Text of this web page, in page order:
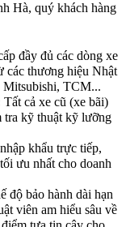
Hà, quý khách hàng
đầy đủ các dòng xe
các thương hiệu Nhật
Mitsubishi, TCM...
Tất cả xe cũ (xe bãi)
tra kỹ thuật kỹ lưỡng
khẩu trực tiếp,
ưu nhất cho doanh
độ bảo hành dài hạn
viên am hiểu sâu về